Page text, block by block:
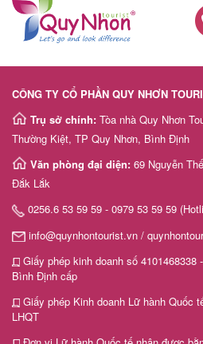
CÔNG TY CỔ PHẦN QUY NHƠN
Trụ sở chính: Tòa nhà Quy Nhơn
Thường Kiệt, TP Quy Nhơn, Bình Định
Văn phòng đại diện: 69 Nguyễn
Đắk Lắk
0256.6 53 59 59 - 0979 53 59 59
info@quynhontourist.vn /
Giấy phép kinh doanh số
Bình Định cấp
Giấy phép Kinh doanh Lữ hành Quốc
LHQT